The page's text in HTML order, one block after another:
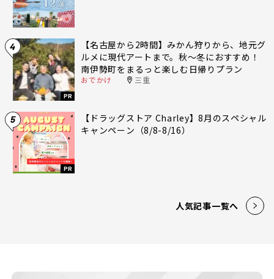
4
PR
【名古屋から2時間】みかん狩りから、地元グ
ルメに現代アートまで。秋〜冬におすすめ！
南伊勢町をまるっと楽しむ日帰りプラン
おでかけ 三重
5
PR
【ドラッグストア Charley】8月のスペシャル
キャンペーン（8/8-8/16）
人気記事一覧へ